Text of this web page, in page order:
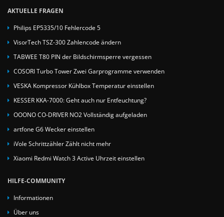
AKTUELLE FRAGEN
Philips EP5335/10 Fehlercode 5
VisorTech TSZ-300 Zahlencode ändern
TABWEE T80 PIN der Bildschirmsperre vergessen
COSORI Turbo Tower Zwei Garprogramme verwenden
VESKA Kompressor Kühlbox Temperatur einstellen
KESSER KKA-7000: Geht auch nur Entfeuchtung?
OOONO CO-DRIVER NO2 Vollständig aufgeladen
artfone G6 Wecker einstellen
iVole Schrittzähler Zählt nicht mehr
Xiaomi Redmi Watch 3 Active Uhrzeit einstellen
HILFE-COMMUNITY
Informationen
Über uns